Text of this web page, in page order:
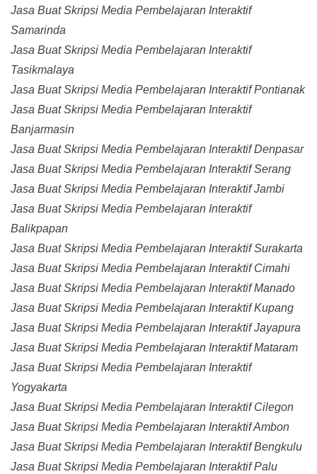
Jasa Buat Skripsi Media Pembelajaran Interaktif
Samarinda
Jasa Buat Skripsi Media Pembelajaran Interaktif
Tasikmalaya
Jasa Buat Skripsi Media Pembelajaran Interaktif Pontianak
Jasa Buat Skripsi Media Pembelajaran Interaktif
Banjarmasin
Jasa Buat Skripsi Media Pembelajaran Interaktif Denpasar
Jasa Buat Skripsi Media Pembelajaran Interaktif Serang
Jasa Buat Skripsi Media Pembelajaran Interaktif Jambi
Jasa Buat Skripsi Media Pembelajaran Interaktif
Balikpapan
Jasa Buat Skripsi Media Pembelajaran Interaktif Surakarta
Jasa Buat Skripsi Media Pembelajaran Interaktif Cimahi
Jasa Buat Skripsi Media Pembelajaran Interaktif Manado
Jasa Buat Skripsi Media Pembelajaran Interaktif Kupang
Jasa Buat Skripsi Media Pembelajaran Interaktif Jayapura
Jasa Buat Skripsi Media Pembelajaran Interaktif Mataram
Jasa Buat Skripsi Media Pembelajaran Interaktif
Yogyakarta
Jasa Buat Skripsi Media Pembelajaran Interaktif Cilegon
Jasa Buat Skripsi Media Pembelajaran Interaktif Ambon
Jasa Buat Skripsi Media Pembelajaran Interaktif Bengkulu
Jasa Buat Skripsi Media Pembelajaran Interaktif Palu